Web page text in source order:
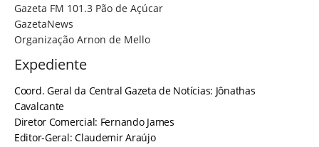
Gazeta FM 101.3 Pão de Açúcar
GazetaNews
Organização Arnon de Mello
Expediente
Coord. Geral da Central Gazeta de Notícias: Jônathas
Cavalcante
Diretor Comercial: Fernando James
Editor-Geral: Claudemir Araújo